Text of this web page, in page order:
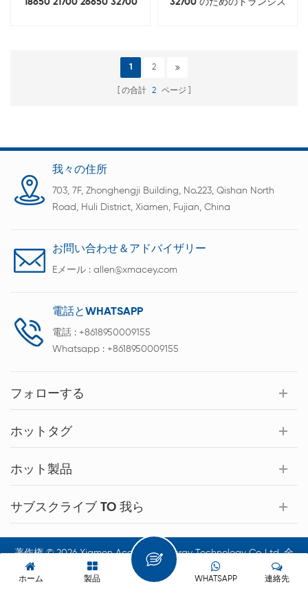
1 2
の合計 2 ページ
我々の住所
703, 7F, Zhonghengji Building, No.223, Qishan North
Road, Huli District, Xiamen, Fujian, China
お問い合わせ＆アドバイザリー
Eメール : allen@xmacey.com
電話とWHATSAPP
電話 : +8618950009155
Whatsapp : +8618950009155
フォローする
ホットタグ
ホット製品
サブスクライブ TO 我ら
著作権 © 2026 Xiamen Acey New Energy Technology Co.,Ltd. 全
著作権所有.
ホーム 製品 連絡先
WHATSAPP